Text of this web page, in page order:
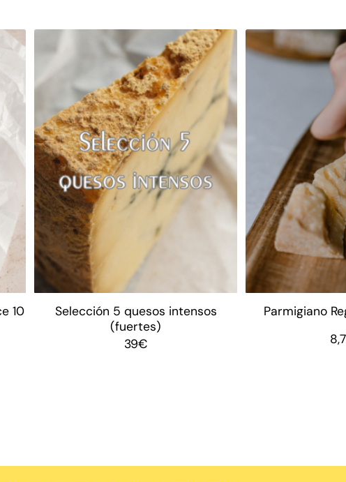
10
Selección 5 quesos intensos
(fuertes)
39€
Parmigiano